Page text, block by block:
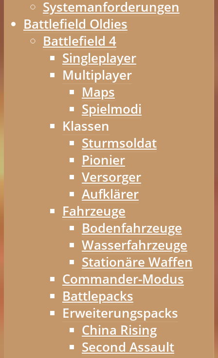
Systemanforderungen
Battlefield Oldies
Battlefield 4
Singleplayer
Multiplayer
Maps
Spielmodi
Klassen
Sturmsoldat
Pionier
Versorger
Aufklärer
Fahrzeuge
Bodenfahrzeuge
Wasserfahrzeuge
Stationäre Waffen
Commander-Modus
Battlepacks
Erweiterungspacks
China Rising
Second Assault